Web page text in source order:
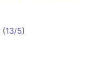
(13/5)